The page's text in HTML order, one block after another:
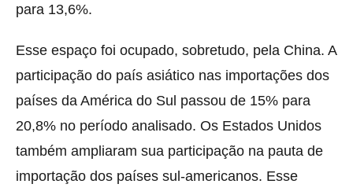
para 13,6%.
Esse espaço foi ocupado, sobretudo, pela China. A
participação do país asiático nas importações dos
países da América do Sul passou de 15% para
20,8% no período analisado. Os Estados Unidos
também ampliaram sua participação na pauta de
importação dos países sul-americanos. Esse